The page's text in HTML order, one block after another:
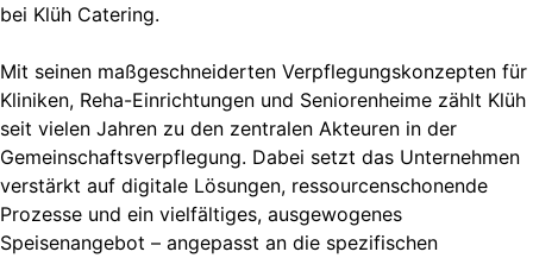
bei Klüh Catering.
Mit seinen maßgeschneiderten Verpflegungskonzepten für
Kliniken, Reha-Einrichtungen und Seniorenheime zählt Klüh
seit vielen Jahren zu den zentralen Akteuren in der
Gemeinschaftsverpflegung. Dabei setzt das Unternehmen
verstärkt auf digitale Lösungen, ressourcenschonende
Prozesse und ein vielfältiges, ausgewogenes
Speisenangebot – angepasst an die spezifischen